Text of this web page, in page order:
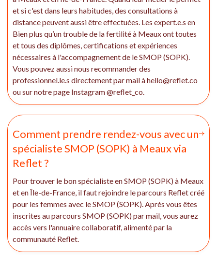
et si c'est dans leurs habitudes, des consultations à
distance peuvent aussi être effectuées. Les expert.e.s en
Bien plus qu’un trouble de la fertilité à Meaux ont toutes
et tous des diplômes, certifications et expériences
nécessaires à l'accompagnement de le SMOP (SOPK).
Vous pouvez aussi nous recommander des
professionnel.le.s directement par mail à hello@reflet.co
ou sur notre page Instagram @reflet_co.
Comment prendre rendez-vous avec un
spécialiste SMOP (SOPK) à Meaux via
Reflet ?
Pour trouver le bon spécialiste en SMOP (SOPK) à Meaux
et en Île-de-France, il faut rejoindre le parcours Reflet créé
pour les femmes avec le SMOP (SOPK). Après vous êtes
inscrites au parcours SMOP (SOPK) par mail, vous aurez
accès vers l'annuaire collaboratif, alimenté par la
communauté Reflet.